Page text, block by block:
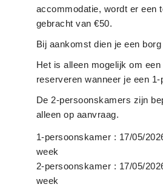
accommodatie, wordt er een
gebracht van €50.
Bij aankomst dien je een
Het is alleen mogelijk om
reserveren wanneer je een
De 2-persoonskamers zijn
alleen op aanvraag.
1-persoonskamer : 17/05/
week
2-persoonskamer : 17/05/
week